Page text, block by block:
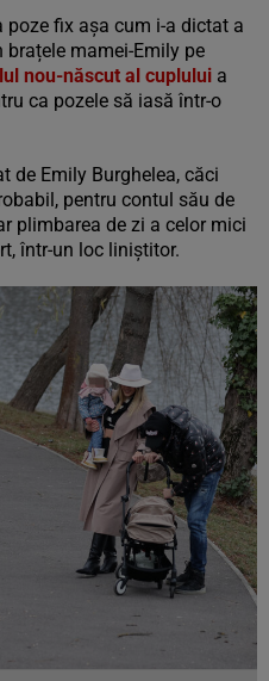
poze fix așa cum i-a dictat a
brațele mamei-Emily pe
nou-născut al cuplului a
ca pozele să iasă într-o
de Emily Burghelea, căci
pentru contul său de
plimbarea de zi a celor mici
într-un loc liniștitor.